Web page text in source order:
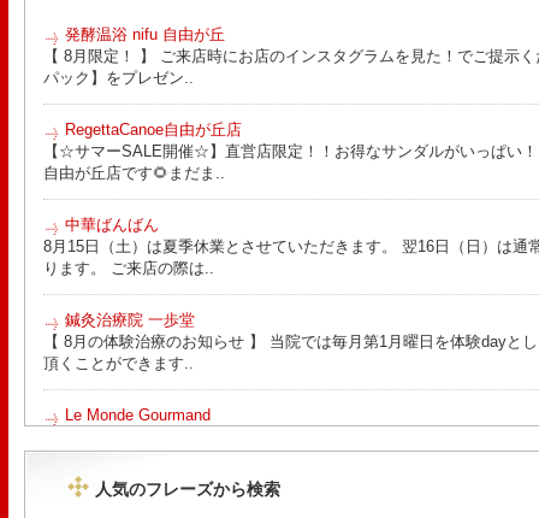
発酵温浴 nifu 自由が丘
【 8月限定！ 】 ご来店時にお店のインスタグラムを見た！でご提示
パック】をプレゼン..
RegettaCanoe自由が丘店
【☆サマーSALE開催☆】直営店限定！！お得なサンダルがいっぱい
自由が丘店です🌻まだま..
中華ばんばん
8月15日（土）は夏季休業とさせていただきます。 翌16日（日）は通
ります。 ご来店の際は..
鍼灸治療院 一歩堂
【 8月の体験治療のお知らせ 】 当院では毎月第1月曜日を体験dayと
頂くことができます..
Le Monde Gourmand
人気のフレーズから検索